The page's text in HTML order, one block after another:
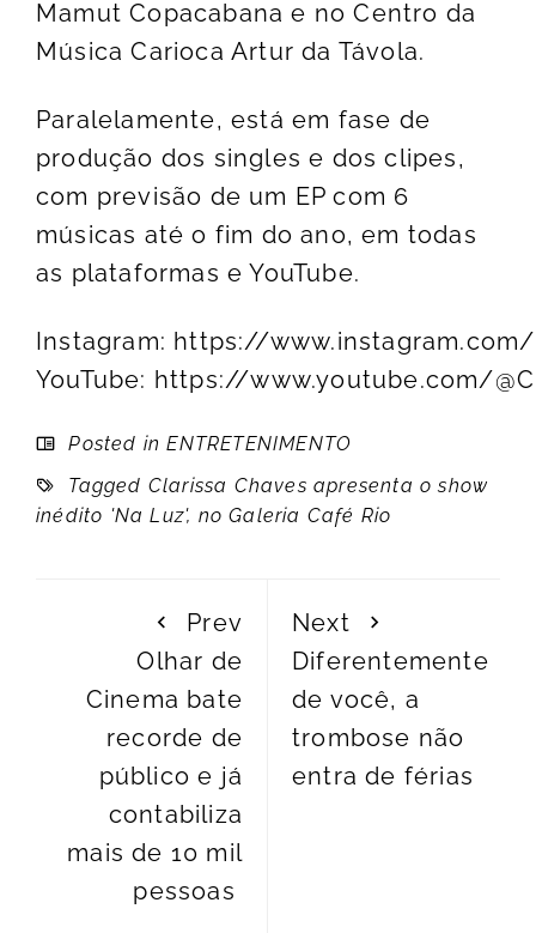
Mamut Copacabana e no Centro da
Música Carioca Artur da Távola.
Paralelamente, está em fase de
produção dos singles e dos clipes,
com previsão de um EP com 6
músicas até o fim do ano, em todas
as plataformas e YouTube.
Instagram: https://
YouTube: https://www.youtube.com/
Posted inENTRETENIMENTO
Tagged Clarissa Chaves apresenta o show
inédito 'Na Luz', no Galeria Café Rio
Prev
Olhar de
Cinema bate
recorde de
público e já
contabiliza
mais de 10 mil
pessoas
Next
Diferentemente
de você, a
trombose não
entra de férias